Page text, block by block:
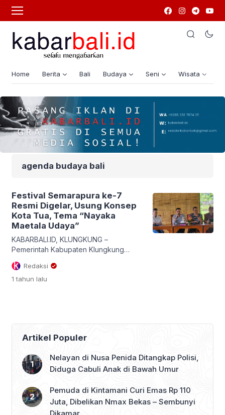
Home Berita Bali Budaya Seni Wisata
agenda budaya bali
Festival Semarapura ke-7
Resmi Digelar, Usung Konsep
Kota Tua, Tema “Nayaka
Maetala Udaya”
KABARBALI.ID, KLUNGKUNG –
Pemerintah Kabupaten Klungkung
kembali menggelar Festival
Semarapura yang kini memasuki tahun
ke-7. Festival budaya tahunan ini resmi
heritage), Festival Semarapura 2025
Redaksi
1 tahun lalu
Artikel Populer
Nelayan di Nusa Penida Ditangkap Polisi,
Diduga Cabuli Anak di Bawah Umur
Pemuda di Kintamani Curi Emas Rp 110
Juta, Dibelikan Nmax Bekas – Sembunyi